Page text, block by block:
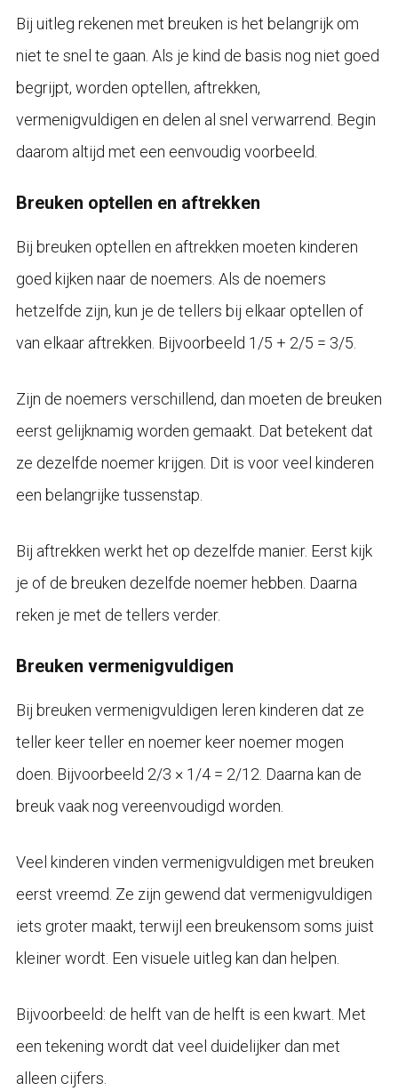
Bij uitleg rekenen met breuken is het belangrijk om
niet te snel te gaan. Als je kind de basis nog niet goed
begrijpt, worden optellen, aftrekken,
vermenigvuldigen en delen al snel verwarrend. Begin
daarom altijd met een eenvoudig voorbeeld.
Breuken optellen en aftrekken
Bij breuken optellen en aftrekken moeten kinderen
goed kijken naar de noemers. Als de noemers
hetzelfde zijn, kun je de tellers bij elkaar optellen of
van elkaar aftrekken. Bijvoorbeeld 1/5 + 2/5 = 3/5.
Zijn de noemers verschillend, dan moeten de breuken
eerst gelijknamig worden gemaakt. Dat betekent dat
ze dezelfde noemer krijgen. Dit is voor veel kinderen
een belangrijke tussenstap.
Bij aftrekken werkt het op dezelfde manier. Eerst kijk
je of de breuken dezelfde noemer hebben. Daarna
reken je met de tellers verder.
Breuken vermenigvuldigen
Bij breuken vermenigvuldigen leren kinderen dat ze
teller keer teller en noemer keer noemer mogen
doen. Bijvoorbeeld 2/3 × 1/4 = 2/12. Daarna kan de
breuk vaak nog vereenvoudigd worden.
Veel kinderen vinden vermenigvuldigen met breuken
eerst vreemd. Ze zijn gewend dat vermenigvuldigen
iets groter maakt, terwijl een breukensom soms juist
kleiner wordt. Een visuele uitleg kan dan helpen.
Bijvoorbeeld: de helft van de helft is een kwart. Met
een tekening wordt dat veel duidelijker dan met
alleen cijfers.